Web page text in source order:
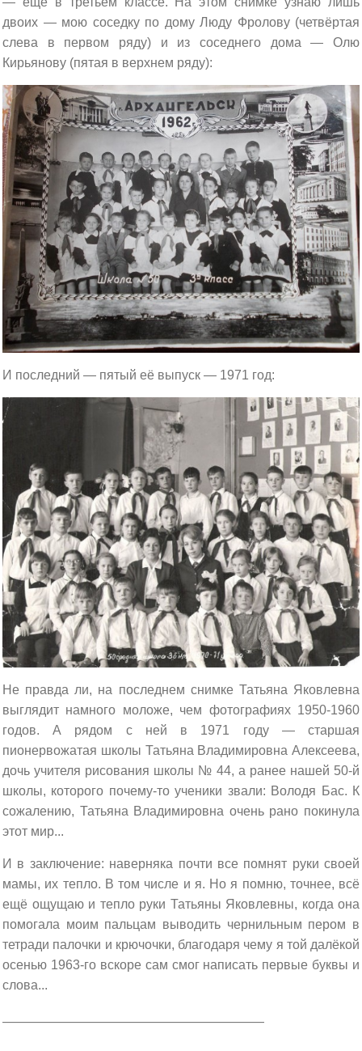
двоих — мою соседку по дому Люду Фролову (четвёртая
слева в первом ряду) и из соседнего дома — Олю
Кирьянову (пятая в верхнем ряду):
И последний — пятый её выпуск — 1971 год:
Не правда ли, на последнем снимке Татьяна Яковлевна
выглядит намного моложе, чем фотографиях 1950-1960
годов. А рядом с ней в 1971 году — старшая
пионервожатая школы Татьяна Владимировна Алексеева,
дочь учителя рисования школы № 44, а ранее нашей 50-й
школы, которого почему-то ученики звали: Володя Бас. К
сожалению, Татьяна Владимировна очень рано покинула
этот мир...
И в заключение: наверняка почти все помнят руки своей
мамы, их тепло. В том числе и я. Но я помню, точнее, всё
ещё ощущаю и тепло руки Татьяны Яковлевны, когда она
помогала моим пальцам выводить чернильным пером в
тетради палочки и крючочки, благодаря чему я той далёкой
осенью 1963-го вскоре сам смог написать первые буквы и
слова...